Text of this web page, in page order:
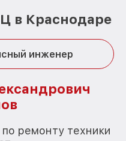
в Краснодаре
инженер
ремонту техники